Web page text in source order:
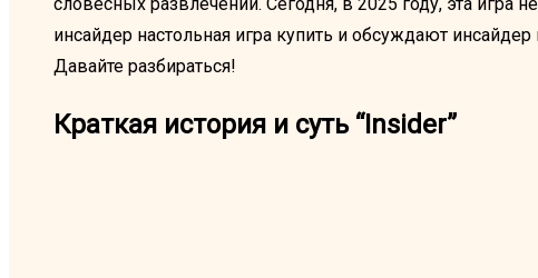
инсайдер настольная игра купить и обсуждают
Давайте разбираться!
Краткая история и суть “Insider”